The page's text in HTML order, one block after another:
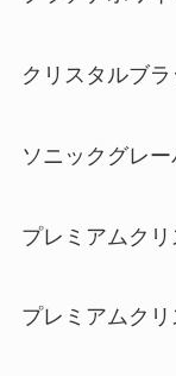
クリスタルブ
ソニックグレ
プレミアムク
プレミアムク